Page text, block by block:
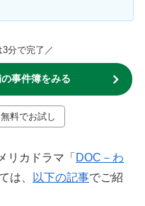
分で完了／
事件簿をみる
料でお試し
リカドラマ「 DOC－わ
は、 以下の記事でご紹